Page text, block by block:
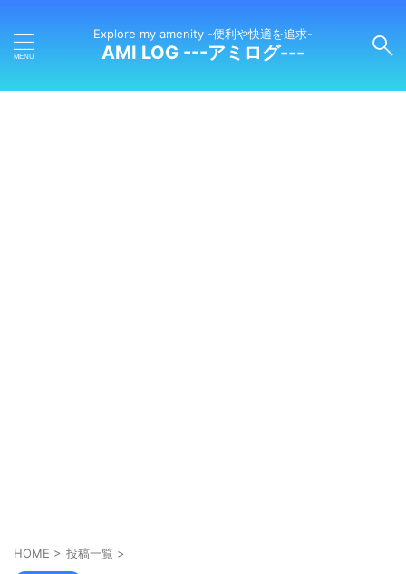
Explore my amenity -便利や快適を追求-
AMI LOG ---アミログ---
HOME > 投稿一覧 >